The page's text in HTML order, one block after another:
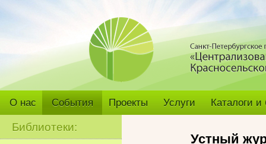
О нас События Проекты Услуги Каталоги
Библиотеки:
Устный